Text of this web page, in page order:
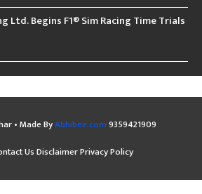
Ltd. Begins F1® Sim Racing Time Trials
• Made ByAbhibee.com9359421909
UsDisclaimerPrivacy Policy